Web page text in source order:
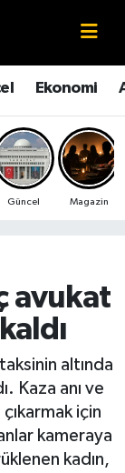
Ekonomi
Güncel Magazin
avukat
altında
Kaza anı ve
için
kameraya
kadın,